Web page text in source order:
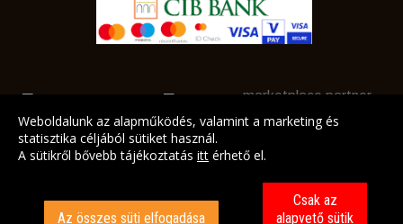
marketplace partner
Weboldalunk az alapműködés, valamint a marketing és
statisztika céljából sütiket használ.
A sütikről bővebb tájékoztatás itt érhető el.
Az összes süti elfogadása
Csak az
alapvető sütik